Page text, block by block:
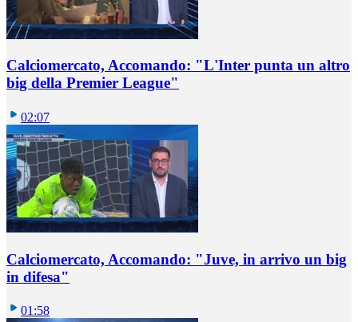
Calciomercato, Accomando: "L'Inter punta un altro
big della Premier League"
02:07
Calciomercato, Accomando: "Juve, in arrivo un big
in difesa"
01:58